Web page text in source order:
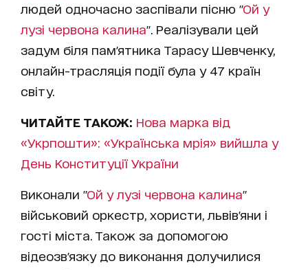
людей одночасно заспівали пісню "Ой у
лузі червона калина". Реалізували цей
задум біля пам'ятника Тарасу Шевченку,
онлайн-трасляція події була у 47 країн
світу.
ЧИТАЙТЕ ТАКОЖ: Нова марка від
«Укрпошти»: «Українська мрія» вийшла у
День Конституції України
Виконали "Ой у лузі червона калина"
військовий оркестр, хористи, львів'яни і
гості міста. Також за допомогою
відеозв'язку до виконання долучилися